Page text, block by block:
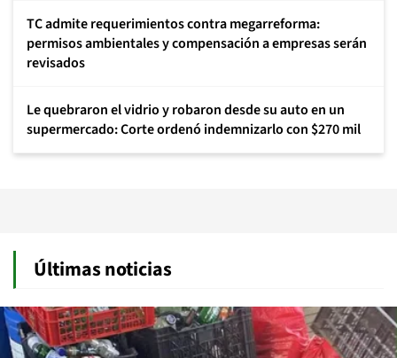
TC admite requerimientos contra megarreforma:
permisos ambientales y compensación a empresas serán
revisados
Le quebraron el vidrio y robaron desde su auto en un
supermercado: Corte ordenó indemnizarlo con $270 mil
Últimas noticias